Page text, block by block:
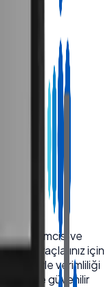
i5 işlemcisi ve
ihtiyaçlarınız için
verimliliği
hızlı ve güvenilir